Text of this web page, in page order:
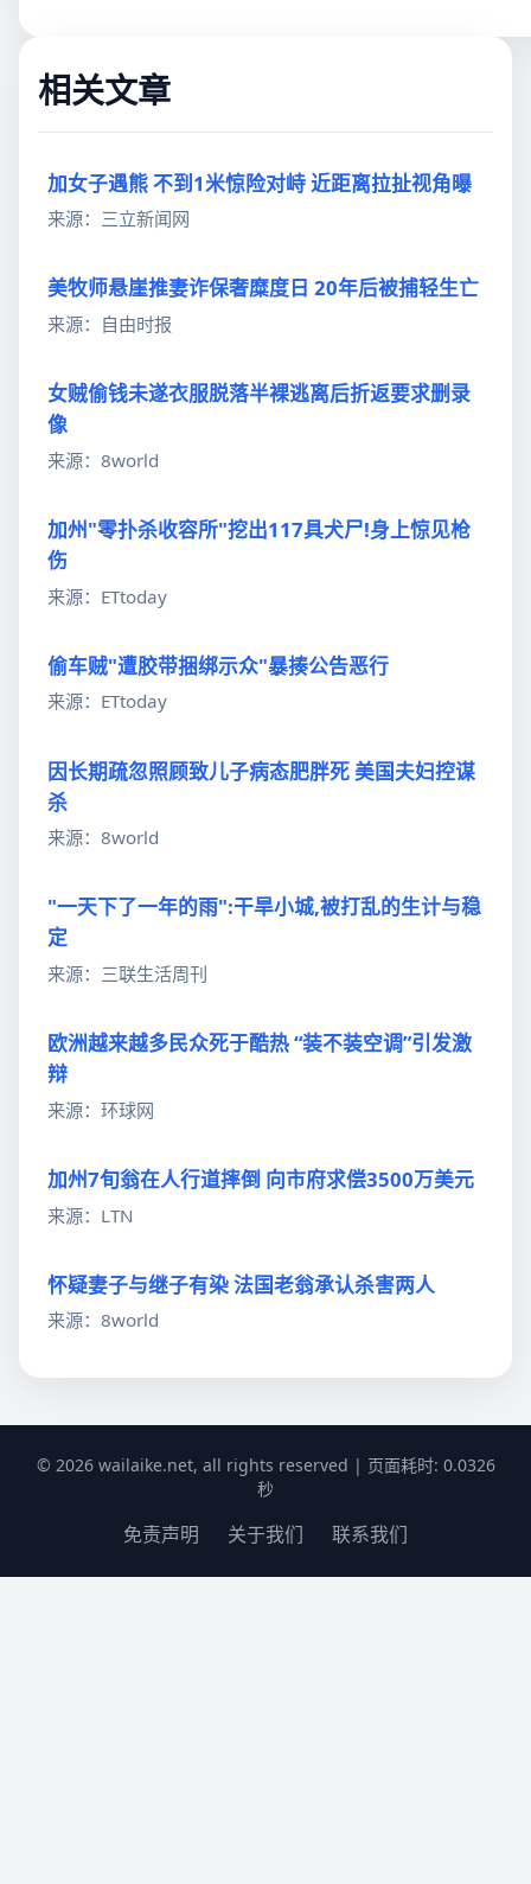
相关文章
加女子遇熊 不到1米惊险对峙 近距离拉扯视角曝
来源：三立新闻网
美牧师悬崖推妻诈保奢糜度日 20年后被捕轻生亡
来源：自由时报
女贼偷钱未遂衣服脱落半裸逃离后折返要求删录
像
来源：8world
加州"零扑杀收容所"挖出117具犬尸!身上惊见枪
伤
来源：ETtoday
偷车贼"遭胶带捆绑示众"暴揍公告恶行
来源：ETtoday
因长期疏忽照顾致儿子病态肥胖死 美国夫妇控谋
杀
来源：8world
"一天下了一年的雨":干旱小城,被打乱的生计与稳
定
来源：三联生活周刊
欧洲越来越多民众死于酷热 “装不装空调”引发激
辩
来源：环球网
加州7旬翁在人行道摔倒 向市府求偿3500万美元
来源：LTN
怀疑妻子与继子有染 法国老翁承认杀害两人
来源：8world
© 2026 wailaike.net, all rights reserved | 页面耗时: 0.0326
秒
免责声明 关于我们 联系我们